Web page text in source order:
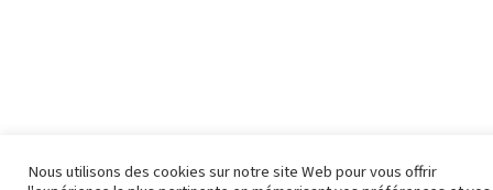
Nous utilisons des cookies sur notre site Web pour vous offrir